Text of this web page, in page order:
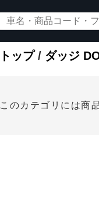
トップ/ ダッジ
このカテゴリには商